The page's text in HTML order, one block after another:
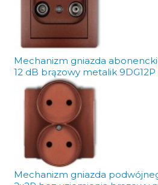
Mechanizm gniazda
12 dB brązowy metalik
Mechanizm gniazda